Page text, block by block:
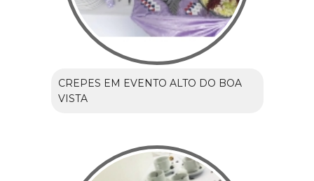
CREPES EM EVENTO ALTO DO BOA
VISTA